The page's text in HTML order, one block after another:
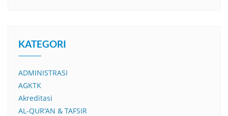
KATEGORI
ADMINISTRASI
AGKTK
Akreditasi
AL-QUR'AN & TAFSIR